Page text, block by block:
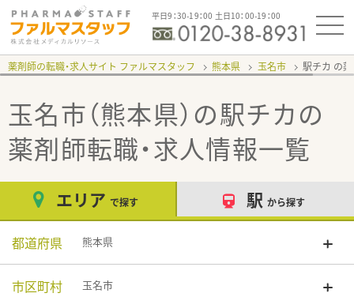
平日9：30-19：00 土日10：00-19：00
薬剤師の転職・求人サイト ファルマスタッフ 熊本県 玉名市 駅チカ
玉名市（熊本県）の駅チカの
薬剤師転職・求人情報一覧
エリア で探す 駅 から探す
都道府県 熊本県
市区町村 玉名市